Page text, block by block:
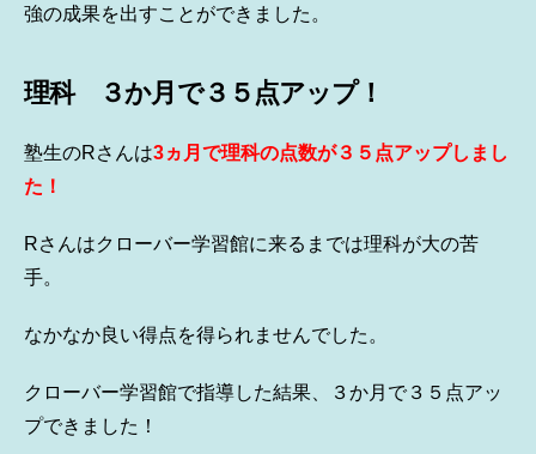
強の成果を出すことができました。
理科 ３か月で３５点アップ！
塾生のRさんは3ヵ月で理科の点数が３５点アップしまし
た！
Rさんはクローバー学習館に来るまでは理科が大の苦
手。
なかなか良い得点を得られませんでした。
クローバー学習館で指導した結果、３か月で３５点アッ
プできました！